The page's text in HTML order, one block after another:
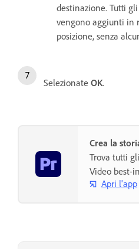
destinazione. Tutti
vengono aggiunti in
posizione, senza
Selezionate OK.
Crea la
Trova tutti
Video best-
Apri l'app